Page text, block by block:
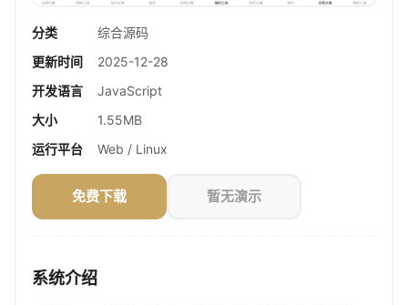
分类
综合源码
更新时间
2025-12-28
开发语言
JavaScript
大小
1.55MB
运行平台
Web / Linux
免费下载 暂无演示
系统介绍